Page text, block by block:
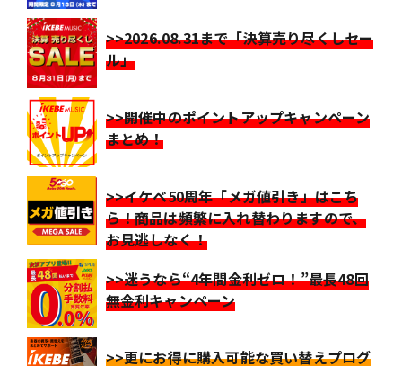
>>2026.08.31まで「決算売り尽くしセー
ル」
>>開催中のポイントアップキャンペーン
まとめ！
>>イケベ50周年「メガ値引き」はこち
ら！商品は頻繁に入れ替わりますので、
お見逃しなく！
>>迷うなら“4年間金利ゼロ！”最長48回
無金利キャンペーン
>>更にお得に購入可能な買い替えプログ